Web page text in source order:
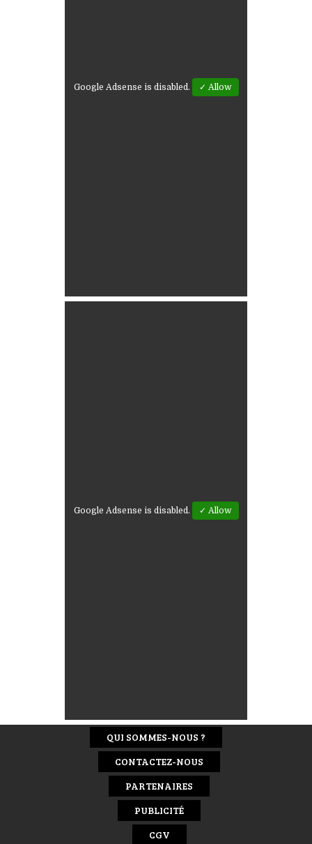
Google Adsense is disabled. ✓ Allow
Google Adsense is disabled. ✓ Allow
QUI SOMMES-NOUS ?
CONTACTEZ-NOUS
PARTENAIRES
PUBLICITÉ
CGV